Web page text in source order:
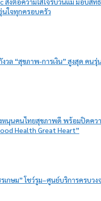
ใจทุกครอบครัว
ล “สุขภาพ-การเงิน” สูงสุด คนรุ่
งหนุนคนไทยสุขภาพดี พร้อมปิดคว
Health Great Heart”
เกษม” โชว์รูม–ศูนย์บริการครบวง